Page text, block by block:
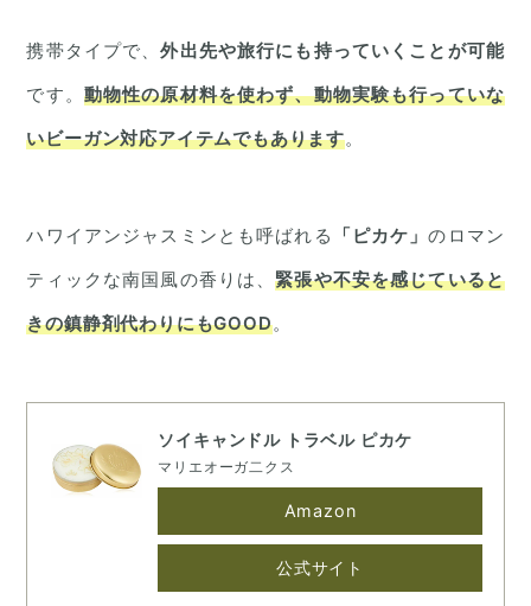
携帯タイプで、外出先や旅行にも持っていくことが可能
です。 動物性の原材料を使わず、動物実験も行っていな
いビーガン対応アイテムでもあります。
ハワイアンジャスミンとも呼ばれる 「ピカケ」のロマン
ティックな南国風の香りは、緊張や不安を感じていると
きの鎮静剤代わりにもGOOD。
ソイキャンドル トラベル ピカケ
マリエオーガ二クス
Amazon
公式サイト